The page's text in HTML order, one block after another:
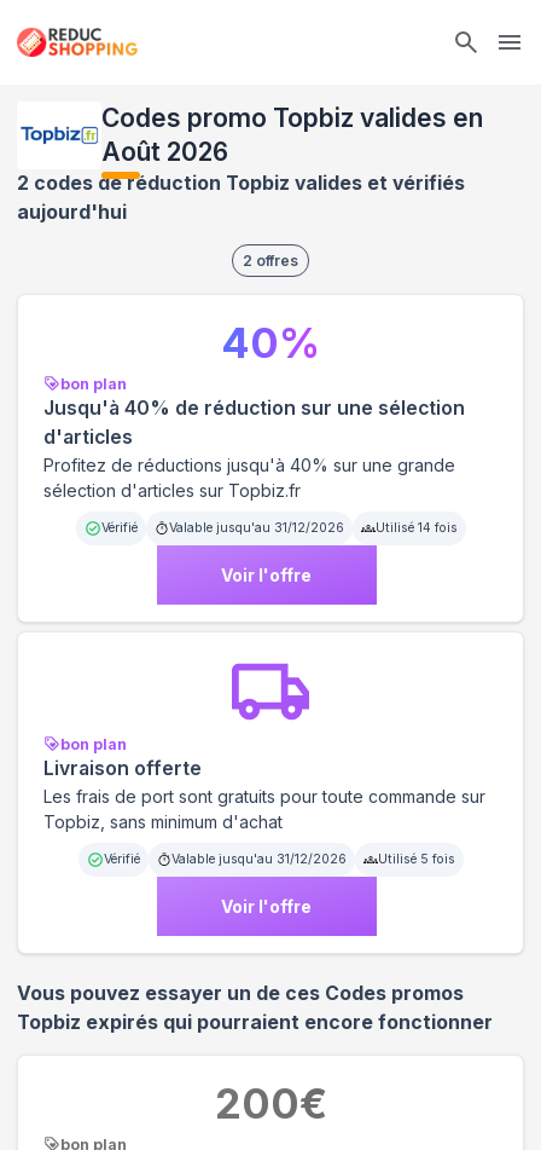
Codes promo Topbiz valides en
Août 2026
2 codes de réduction Topbiz valides et vérifiés
aujourd'hui
2 offres
bon plan
Jusqu'à 40% de réduction sur une sélection
d'articles
Profitez de réductions jusqu'à 40% sur une grande
sélection d'articles sur Topbiz.fr
Vérifié Valable jusqu'au 31/12/2026 Utilisé 14 fois
Voir l'offre
40%
bon plan
Livraison offerte
Les frais de port sont gratuits pour toute commande sur
Topbiz, sans minimum d'achat
Vérifié Valable jusqu'au 31/12/2026 Utilisé 5 fois
Voir l'offre
Vous pouvez essayer un de ces Codes promos
Topbiz expirés qui pourraient encore fonctionner
bon plan
200€